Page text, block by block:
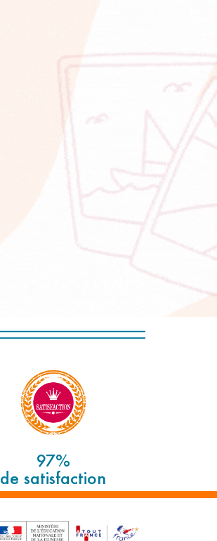
97%
de satisfaction